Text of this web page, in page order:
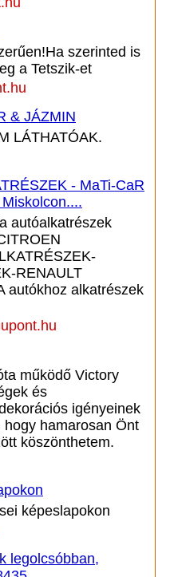
szerinted is
a Tetszik-et
& JÁZMIN
LÁTHATÓAK.
- MaTi-CaR
autóalkatrészek
RENAULT
autókhoz alkatrészek
működő Victory
és
igényeinek
hamarosan Önt
köszönthetem.
képeslapokon
legolcsóbban,